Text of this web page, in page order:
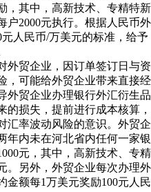
，其中，高新技术、专精特新
户2000元执行。根据人民币外
人民币/万美元的标准，给予
外贸企业，因订单签订日与资
，可能给外贸企业带来直接经
外贸企业办理银行外汇衍生品
的损失，提前进行成本核算，
汇率波动风险的意识。外贸企
年内未在河北省内任何一家银
元，其中，高新技术、专精
。另外，外贸企业每次办理外
金额每1万美元奖励100元人民